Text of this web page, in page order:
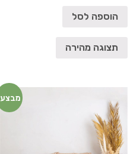
הוספה לסל
תצוגה מהירה